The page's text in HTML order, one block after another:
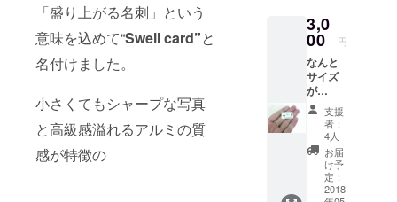
「盛り上がる名刺」という
意味を込めて“Swell card”と
名付けました。
小さくてもシャープな写真
と高級感溢れるアルミの質
感が特徴の
3,0
00 円
なんと
サイズ
が
3cm×2
cm！ 工
業用銘
板素材
で定評
のある
特殊ア
支援
者：
4人
お届
け予
定：
2018